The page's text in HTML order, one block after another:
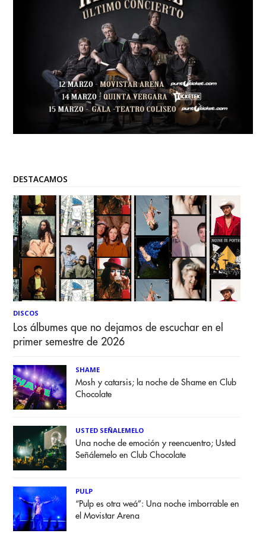
DESTACAMOS
DISCOS
Los álbumes que no dejamos de escuchar en el
primer semestre de 2026
SHAME
Mosh y catarsis; la noche de Shame en Club
Chocolate
USTED SEÑALEMELO
Una noche de emoción y reencuentro; Usted
Señálemelo en Club Chocolate
PULP
“Pulp es otra weá”: Una noche imborrable en
el Movistar Arena